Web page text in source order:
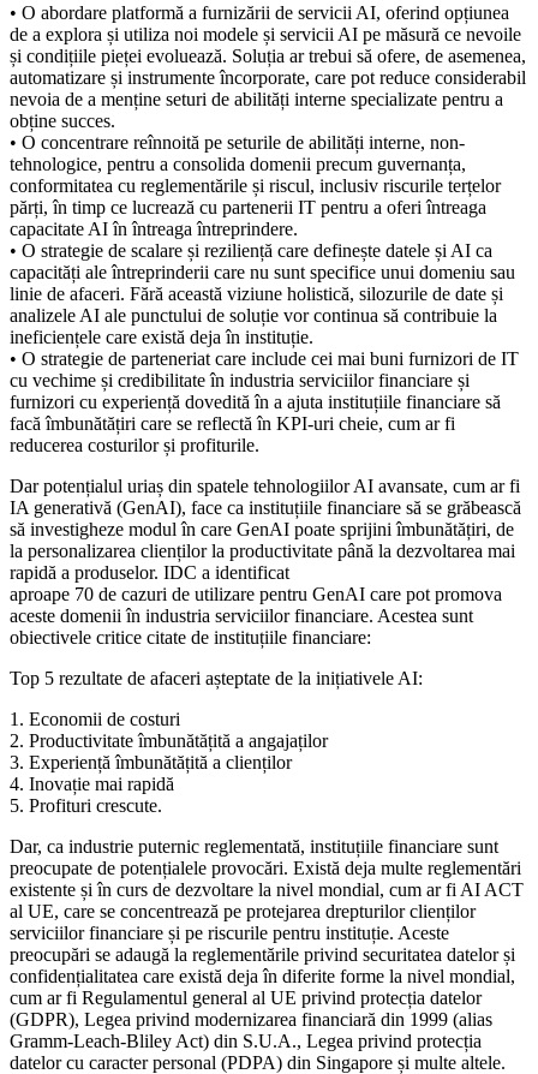
• O abordare platformă a furnizării de servicii AI, oferind opțiunea
de a explora și utiliza noi modele și servicii AI pe măsură ce nevoile
și condițiile pieței evoluează. Soluția ar trebui să ofere, de asemenea,
automatizare și instrumente încorporate, care pot reduce considerabil
nevoia de a menține seturi de abilități interne specializate pentru a
obține succes.
• O concentrare reînnoită pe seturile de abilități interne, non-
tehnologice, pentru a consolida domenii precum guvernanța,
conformitatea cu reglementările și riscul, inclusiv riscurile terțelor
părți, în timp ce lucrează cu partenerii IT pentru a oferi întreaga
capacitate AI în întreaga întreprindere.
• O strategie de scalare și reziliență care definește datele și AI ca
capacități ale întreprinderii care nu sunt specifice unui domeniu sau
linie de afaceri. Fără această viziune holistică, silozurile de date și
analizele AI ale punctului de soluție vor continua să contribuie la
ineficiențele care există deja în instituție.
• O strategie de parteneriat care include cei mai buni furnizori de IT
cu vechime și credibilitate în industria serviciilor financiare și
furnizori cu experiență dovedită în a ajuta instituțiile financiare să
facă îmbunătățiri care se reflectă în KPI-uri cheie, cum ar fi
reducerea costurilor și profiturile.
Dar potențialul uriaș din spatele tehnologiilor AI avansate, cum ar fi
IA generativă (GenAI), face ca instituțiile financiare să se grăbească
să investigheze modul în care GenAI poate sprijini îmbunătățiri, de
la personalizarea clienților la productivitate până la dezvoltarea mai
rapidă a produselor. IDC a identificat
aproape 70 de cazuri de utilizare pentru GenAI care pot promova
aceste domenii în industria serviciilor financiare. Acestea sunt
obiectivele critice citate de instituțiile financiare:
Top 5 rezultate de afaceri așteptate de la inițiativele AI:
1. Economii de costuri
2. Productivitate îmbunătățită a angajaților
3. Experiență îmbunătățită a clienților
4. Inovație mai rapidă
5. Profituri crescute.
Dar, ca industrie puternic reglementată, instituțiile financiare sunt
preocupate de potențialele provocări. Există deja multe reglementări
existente și în curs de dezvoltare la nivel mondial, cum ar fi AI ACT
al UE, care se concentrează pe protejarea drepturilor clienților
serviciilor financiare și pe riscurile pentru instituție. Aceste
preocupări se adaugă la reglementările privind securitatea datelor și
confidențialitatea care există deja în diferite forme la nivel mondial,
cum ar fi Regulamentul general al UE privind protecția datelor
(GDPR), Legea privind modernizarea financiară din 1999 (alias
Gramm-Leach-Bliley Act) din S.U.A., Legea privind protecția
datelor cu caracter personal (PDPA) din Singapore și multe altele.